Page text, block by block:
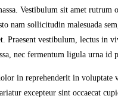
Vestibulum sit amet rutrum
nam sollicitudin malesuada
Praesent vestibulum, lectus in
nec fermentum ligula urna id
in reprehenderit in voluptate
excepteur sint occaecat